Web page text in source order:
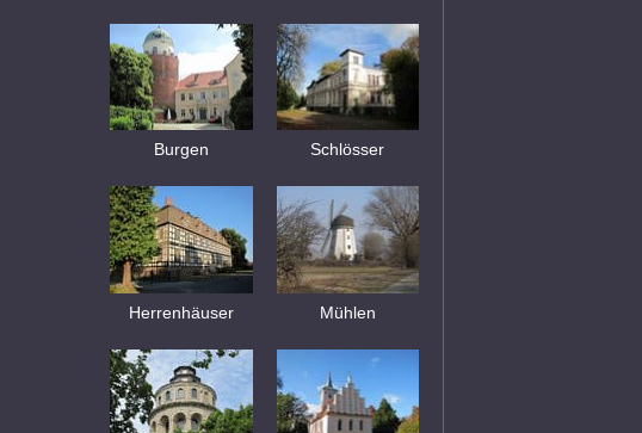
Burgen Schlösser
Herrenhäuser Mühlen